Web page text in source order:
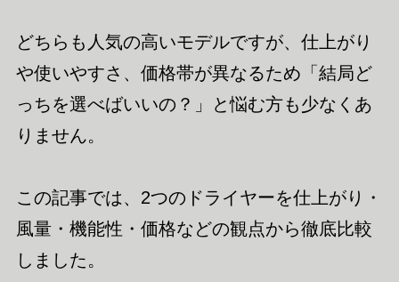
どちらも人気の高いモデルですが、仕上がり
や使いやすさ、価格帯が異なるため「結局ど
っちを選べばいいの？」と悩む方も少なくあ
りません。
この記事では、2つのドライヤーを仕上がり・
風量・機能性・価格などの観点から徹底比較
しました。